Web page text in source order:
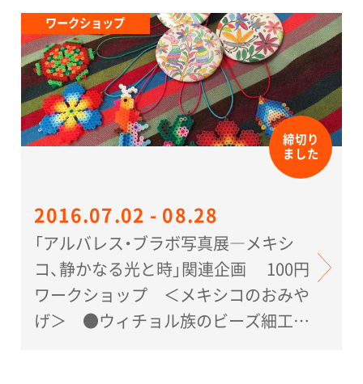
マヌエル・アルバレス・ブラボ・アーカイヴ
企画協力：
クレヴィス
協賛：
ライオン、大日本印刷、損保ジャパン日本興
亜、日本テレビ放送網、キヤノンマーケティ
ングジャパン
また、上記展覧会のチケットで、当館の「アル
バレス・ブラボ写真展」も100円引きでご観覧
いただけます。※ＭＳＳカード提示も割引適
用となります。
どちらも、他の割引との併用はできません。
ワークショップ
締切り
ました
2016.07.02 - 08.28
「アルバレス・ブラボ写真展―メキシ
コ、静かなる光と時」関連企画 100円
ワークショップ ＜メキシコのおみや
げ＞ ●ウィチョル族のビーズ細工風